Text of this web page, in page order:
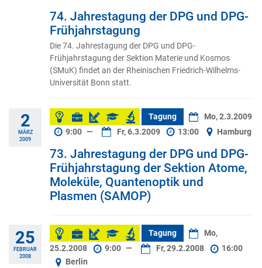
74. Jahrestagung der DPG und DPG-
Frühjahrstagung
Die 74. Jahrestagung der DPG und DPG-
Frühjahrstagung der Sektion Materie und Kosmos
(SMuK) findet an der Rheinischen Friedrich-Wilhelms-
Universität Bonn statt.
2
MÄRZ
2009
Tagung
Mo, 2.3.2009
9:00 — Fr, 6.3.2009 13:00 Hamburg
73. Jahrestagung der DPG und DPG-
Frühjahrstagung der Sektion Atome,
Moleküle, Quantenoptik und
Plasmen (SAMOP)
25
FEBRUAR
2008
Tagung
Mo,
25.2.2008
9:00 — Fr, 29.2.2008
16:00
Berlin